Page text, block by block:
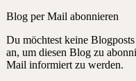
Blog per Mail abonnieren
Du möchtest keine
an, um diesen Blog zu
Mail informiert zu werden.